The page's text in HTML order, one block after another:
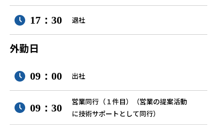
17：30 退社
外勤日
09：00 出社
09：30
営業同行（１件目）（営業の提案活動
に技術サポートとして同行）